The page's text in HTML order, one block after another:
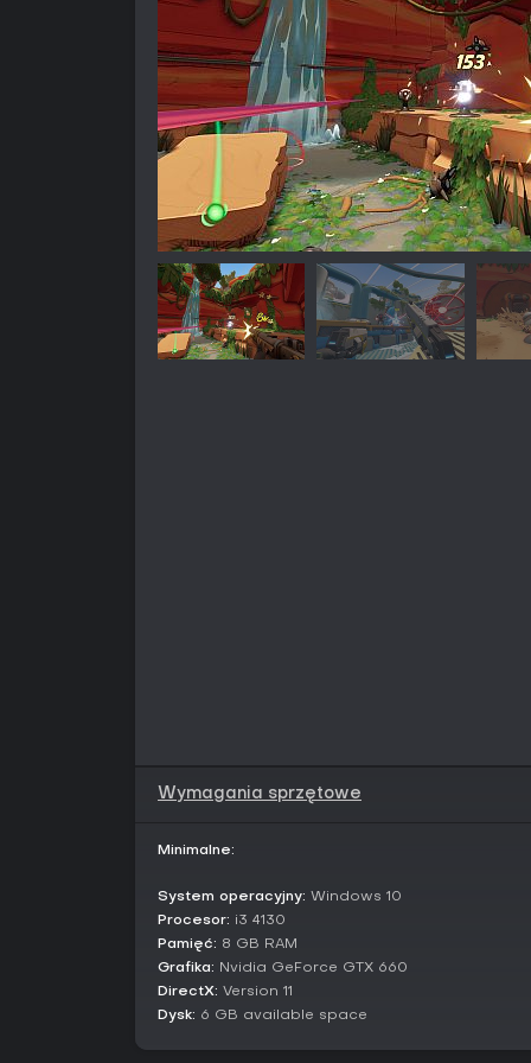
Wymagania sprzętowe
Minimalne:
System operacyjny: Windows 10
Procesor: i3 4130
Pamięć: 8 GB RAM
Grafika: Nvidia GeForce GTX 660
DirectX: Version 11
Dysk: 6 GB available space